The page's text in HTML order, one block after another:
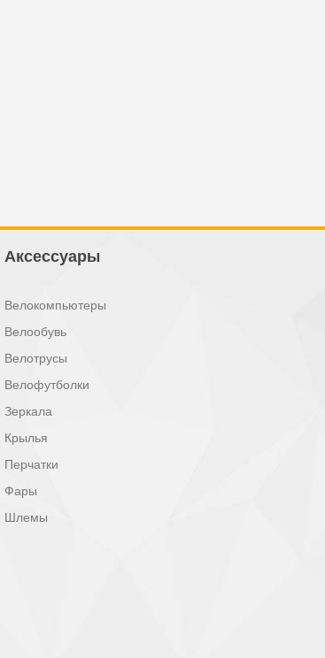
Аксессуары
Велокомпьютеры
Велообувь
Велотрусы
Велофутболки
Зеркала
Крылья
Перчатки
Фары
Шлемы